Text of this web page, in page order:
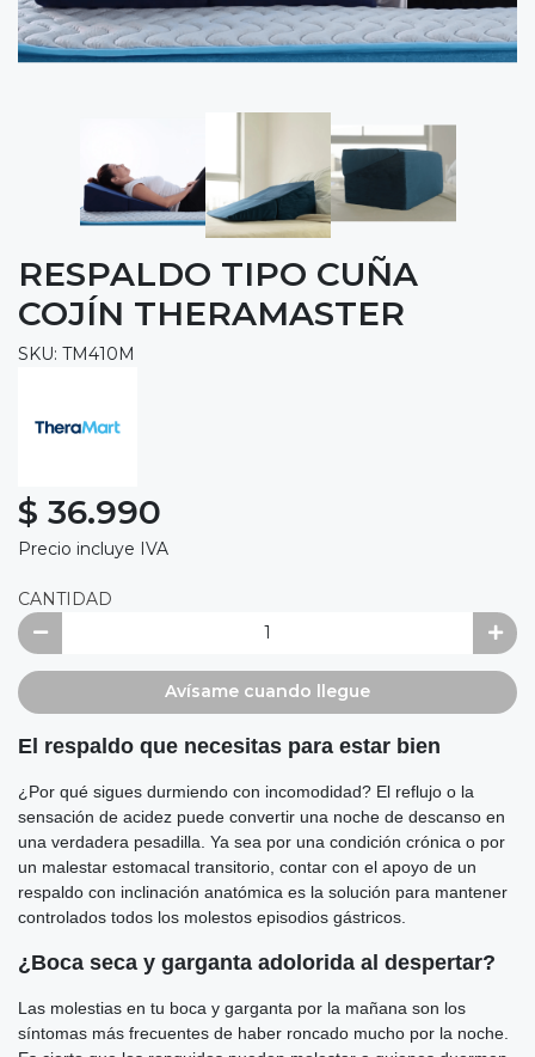
RESPALDO TIPO CUÑA
COJÍN THERAMASTER
SKU: TM410M
$ 36.990
Precio incluye IVA
CANTIDAD
Avísame cuando llegue
El respaldo que necesitas para estar bien
¿Por qué sigues durmiendo con incomodidad? El reflujo o la
sensación de acidez puede convertir una noche de descanso en
una verdadera pesadilla. Ya sea por una condición crónica o por
un malestar estomacal transitorio, contar con el apoyo de un
respaldo con inclinación anatómica es la solución para mantener
controlados todos los molestos episodios gástricos.
¿Boca seca y garganta adolorida al despertar?
Las molestias en tu boca y garganta por la mañana son los
síntomas más frecuentes de haber roncado mucho por la noche.